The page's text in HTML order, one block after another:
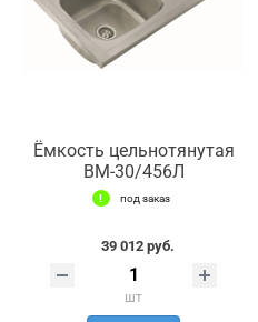
Ёмкость цельнотянутая
ВМ-30/456Л
под заказ
39 012 руб.
шт